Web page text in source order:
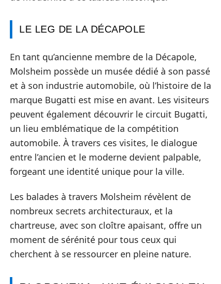
LE LEG DE LA DÉCAPOLE
En tant qu’ancienne membre de la Décapole,
Molsheim possède un musée dédié à son passé
et à son industrie automobile, où l’histoire de la
marque Bugatti est mise en avant. Les visiteurs
peuvent également découvrir le circuit Bugatti,
un lieu emblématique de la compétition
automobile. À travers ces visites, le dialogue
entre l’ancien et le moderne devient palpable,
forgeant une identité unique pour la ville.
Les balades à travers Molsheim révèlent de
nombreux secrets architecturaux, et la
chartreuse, avec son cloître apaisant, offre un
moment de sérénité pour tous ceux qui
cherchent à se ressourcer en pleine nature.